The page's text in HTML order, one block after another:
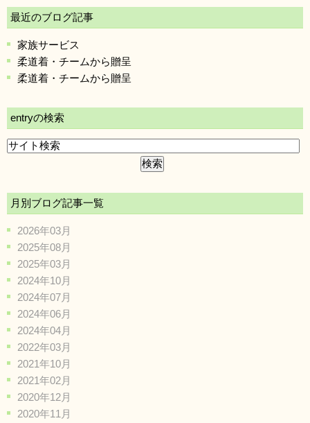
最近のブログ記事
家族サービス
柔道着・チームから贈呈
柔道着・チームから贈呈
entryの検索
月別ブログ記事一覧
2026年03月
2025年08月
2025年03月
2024年10月
2024年07月
2024年06月
2024年04月
2022年03月
2021年10月
2021年02月
2020年12月
2020年11月